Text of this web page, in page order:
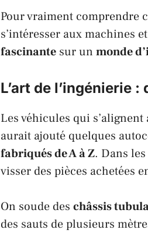
Pour vraiment comprendre
s’intéresser aux machines
fascinante sur un monde
L’art de l’ingénierie
Les véhicules qui
aurait ajouté quelques
fabriqués de A à Z. Dans
visser des pièces achetées
On soude des châssis
des sauts de plusieurs